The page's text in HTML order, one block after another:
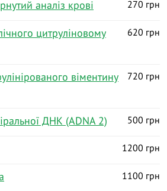
аналіз крові 270 грн
цитруліновому
620 грн
віментину
720 грн
ДНК (ADNA 2) 500 грн
1200 грн
1100 грн